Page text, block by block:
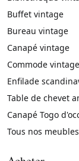
Buffet vintage
Bureau vintage
Canapé vintage
Commode vintage
Enfilade
Table de chevet
Canapé Togo
Tous nos